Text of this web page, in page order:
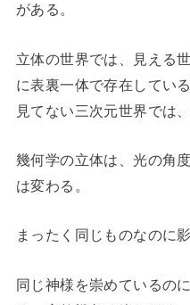
がある。
立体の世界では、見える
に表裏一体で存在してい
見てない三次元世界では
幾何学の立体は、光の角
は変わる。
まったく同じものなのに
同じ神様を崇めているの